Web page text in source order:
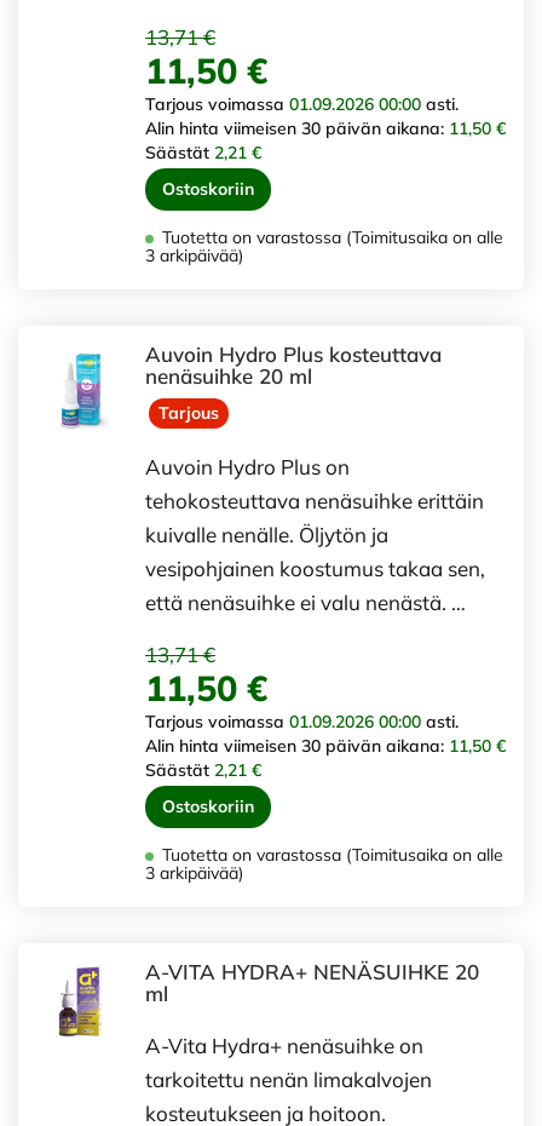
13,71 €
11,50 €
Tarjous voimassa 01.09.2026 00:00 asti.
Alin hinta viimeisen 30 päivän aikana: 11,50 €
Säästät 2,21 €
Ostoskoriin
Tuotetta on varastossa (Toimitusaika on alle
3 arkipäivää)
Auvoin Hydro Plus kosteuttava
nenäsuihke 20 ml
Tarjous
Auvoin Hydro Plus on
tehokosteuttava nenäsuihke erittäin
kuivalle nenälle. Öljytön ja
vesipohjainen koostumus takaa sen,
että nenäsuihke ei valu nenästä. …
13,71 €
11,50 €
Tarjous voimassa 01.09.2026 00:00 asti.
Alin hinta viimeisen 30 päivän aikana: 11,50 €
Säästät 2,21 €
Ostoskoriin
Tuotetta on varastossa (Toimitusaika on alle
3 arkipäivää)
A-VITA HYDRA+ NENÄSUIHKE 20
ml
A-Vita Hydra+ nenäsuihke on
tarkoitettu nenän limakalvojen
kosteutukseen ja hoitoon.